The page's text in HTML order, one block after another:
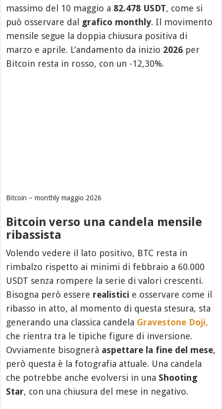
massimo del 10 maggio a 82.478 USDT, come si
può osservare dal grafico monthly. Il movimento
mensile segue la doppia chiusura positiva di
marzo e aprile. L’andamento da inizio 2026 per
Bitcoin resta in rosso, con un -12,30%.
Bitcoin – monthly maggio 2026
Bitcoin verso una candela mensile
ribassista
Volendo vedere il lato positivo, BTC resta in
rimbalzo rispetto ai minimi di febbraio a 60.000
USDT senza rompere la serie di valori crescenti.
Bisogna però essere realistici e osservare come il
ribasso in atto, al momento di questa stesura, sta
generando una classica candela Gravestone Doji,
che rientra tra le tipiche figure di inversione.
Ovviamente bisognerà aspettare la fine del mese,
però questa è la fotografia attuale. Una candela
che potrebbe anche evolversi in una Shooting
Star, con una chiusura del mese in negativo.